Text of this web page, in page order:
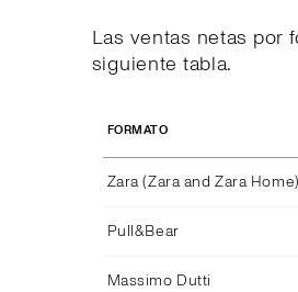
Las ventas netas por
siguiente tabla.
FORMATO
Zara (Zara and Zara Home)
Pull&Bear
Massimo Dutti